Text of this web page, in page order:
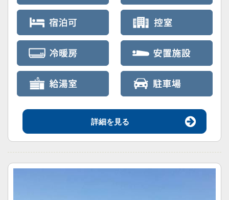
詳細を見る